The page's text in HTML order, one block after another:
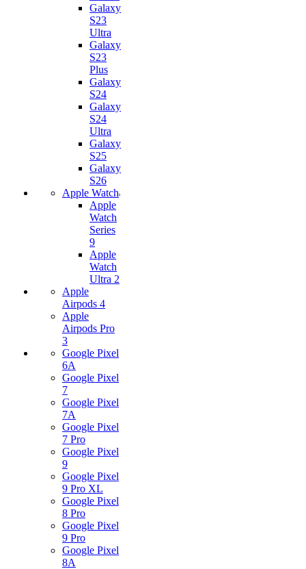
Galaxy
S23
Ultra
Galaxy
S23
Plus
Galaxy
S24
Galaxy
S24
Ultra
Galaxy
S25
Galaxy
S26
Apple Watch
Apple
Watch
Series
9
Apple
Watch
Ultra 2
Apple
Airpods 4
Apple
Airpods Pro
3
Google Pixel
6A
Google Pixel
7
Google Pixel
7А
Google Pixel
7 Pro
Google Pixel
9
Google Pixel
9 Pro XL
Google Pixel
8 Pro
Google Pixel
9 Pro
Google Pixel
8A